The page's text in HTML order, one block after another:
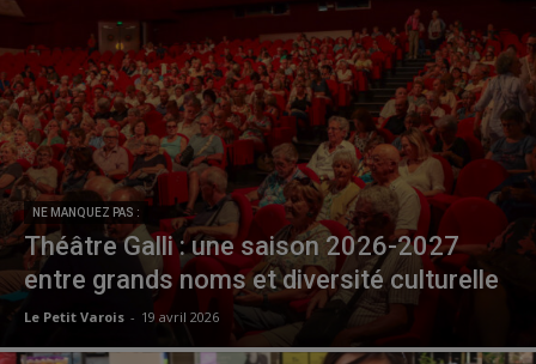
NE MANQUEZ PAS :
Théâtre Galli : une saison 2026-2027
entre grands noms et diversité culturelle
Le Petit Varois - 19 avril 2026